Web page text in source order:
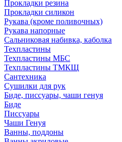
Прокладки резина
Прокладки силикон
Рукава (кроме поливочных)
Рукава напорные
Сальниковая набивка, каболка
Техпластины
Техпластины МБС
Техпластины ТМКЩ
Сантехника
Сушилки для рук
Биде, писсуары, чаши генуя
Биде
Писсуары
Чаши Генуя
Ванны, поддоны